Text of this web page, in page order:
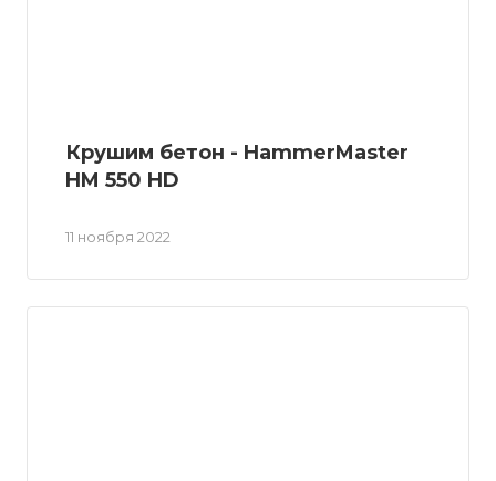
11 ноября 2022
Крушим бетон - HammerMaster
HM 550 HD